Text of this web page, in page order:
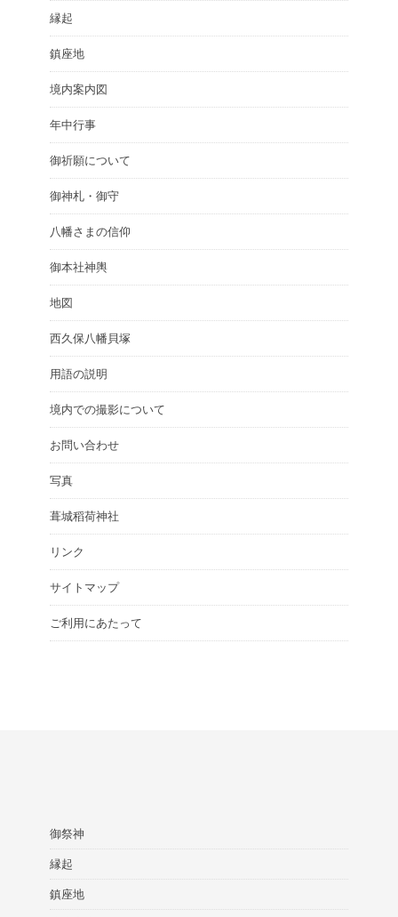
縁起
鎮座地
境内案内図
年中行事
御祈願について
御神札・御守
八幡さまの信仰
御本社神輿
地図
西久保八幡貝塚
用語の説明
境内での撮影について
お問い合わせ
写真
葺城稻荷神社
リンク
サイトマップ
ご利用にあたって
御祭神
縁起
鎮座地